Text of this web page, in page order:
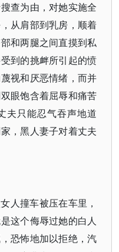
查为由，对她实施全
从肩部到乳房，顺着
和两腿之间直摸到私
到的挑衅所引起的愤
视和厌恶情绪，而并
眼饱含着屈辱和痛苦
夫只能忍气吞声地道
，黑人妻子对着丈夫
人撞车被压在车里，
这个侮辱过她的白人
恐怖地加以拒绝，汽